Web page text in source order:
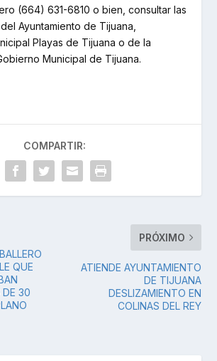
(664) 631-6810 o bien, consultar las
Ayuntamiento de Tijuana,
Playas de Tijuana o de la
Municipal de Tijuana.
COMPARTIR:
QUE
DE 30
PRÓXIMO
ATIENDE AYUNTAMIENTO
DE TIJUANA
DESLIZAMIENTO EN
COLINAS DEL REY